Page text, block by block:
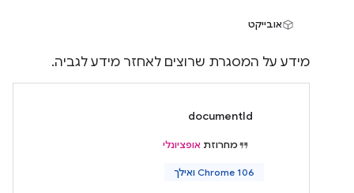
אובייקט
מידע על המסגרת שרוצים לאחזר מידע לגביה.
documentId
מחרוזת אופציונלי
Chrome 106 ואילך